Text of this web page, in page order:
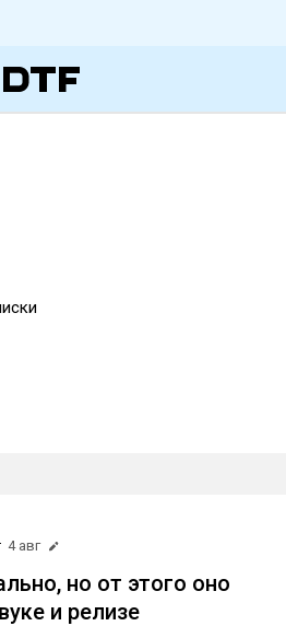
4 авг
но от этого оно
и релизе